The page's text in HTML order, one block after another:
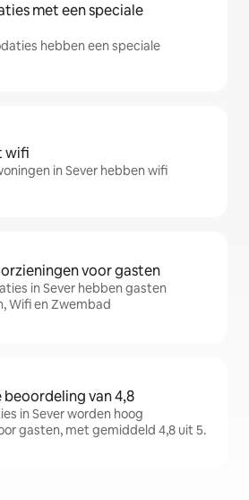
met een speciale
hebben een speciale
wifi
in Sever hebben wifi
voor gasten
in Sever hebben gasten
Wifi en Zwembad
van 4,8
in Sever worden hoog
gasten, met gemiddeld 4,8 uit 5.